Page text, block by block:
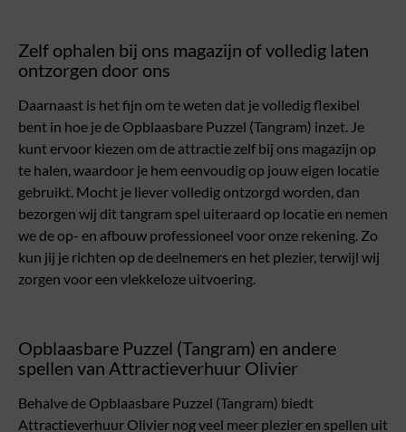
Zelf ophalen bij ons magazijn of volledig laten
ontzorgen door ons
Daarnaast is het fijn om te weten dat je volledig flexibel
bent in hoe je de Opblaasbare Puzzel (Tangram) inzet. Je
kunt ervoor kiezen om de attractie zelf bij ons magazijn op
te halen, waardoor je hem eenvoudig op jouw eigen locatie
gebruikt. Mocht je liever volledig ontzorgd worden, dan
bezorgen wij dit tangram spel uiteraard op locatie en nemen
we de op- en afbouw professioneel voor onze rekening. Zo
kun jij je richten op de deelnemers en het plezier, terwijl wij
zorgen voor een vlekkeloze uitvoering.
Opblaasbare Puzzel (Tangram) en andere
spellen van Attractieverhuur Olivier
Behalve de Opblaasbare Puzzel (Tangram) biedt
Attractieverhuur Olivier nog veel meer plezier en spellen uit